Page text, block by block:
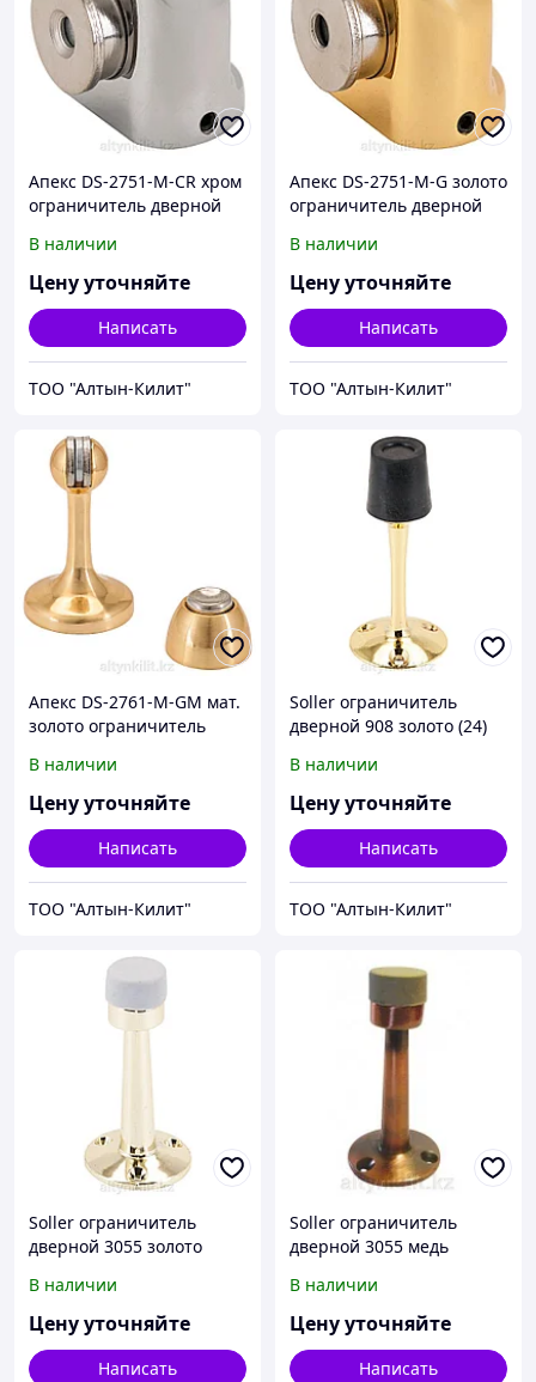
Апекс DS-2751-М-CR хром
ограничитель дверной
В наличии
Цену уточняйте
Написать
ТОО "Алтын-Килит"
Апекс DS-2751-М-G золото
ограничитель дверной
В наличии
Цену уточняйте
Написать
ТОО "Алтын-Килит"
Апекс DS-2761-М-GM мат.
золото ограничитель
Распродажа
В наличии
Цену уточняйте
Написать
ТОО "Алтын-Килит"
Soller ограничитель
дверной 908 золото (24)
В наличии
Цену уточняйте
Написать
ТОО "Алтын-Килит"
Soller ограничитель
дверной 3055 золото
В наличии
Цену уточняйте
Написать
Soller ограничитель
дверной 3055 медь
В наличии
Цену уточняйте
Написать